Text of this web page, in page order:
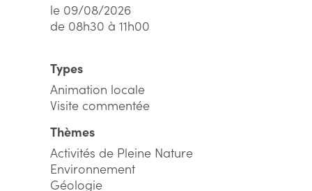
le 09/08/2026
de 08h30 à 11h00
Types
Animation locale
Visite commentée
Thèmes
Activités de Pleine Nature
Environnement
Géologie